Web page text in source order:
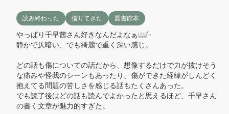
読み終わった 借りてきた 図書館本
やっぱり千早茜さん好きなんだよなぁ📖´-
静かで仄暗い、でも綺麗で重く深い感じ。
どの話も傷についての話だから、想像するだけで力が抜けそう
な痛みや怪我のシーンもあったり、傷ができた経緯がしんどく
抱えてる問題の苦しさを感じる話もたくさんあった。
でも読了後はどの話も読んでよかったと思えるほど、千早さん
の書く文章が魅力的すぎた。